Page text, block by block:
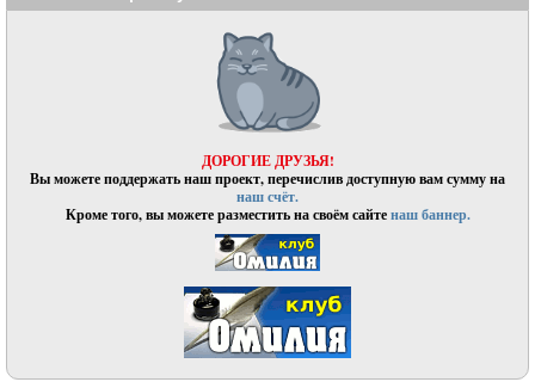
ДОРОГИЕ ДРУЗЬЯ!
Вы можете поддержать наш проект, перечислив доступную вам сумму на
наш счёт.
Кроме того, вы можете разместить на своём сайтенаш баннер.